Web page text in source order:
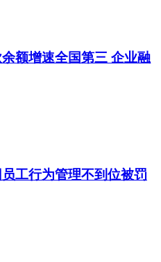
额增速全国第三 企业融
工行为管理不到位被罚